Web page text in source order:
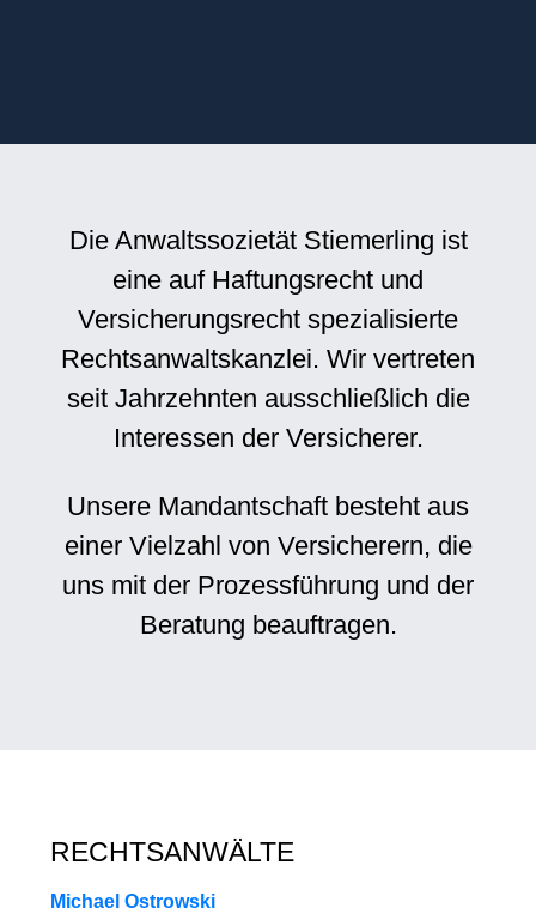
Die Anwaltssozietät Stiemerling ist
eine auf Haftungsrecht und
Versicherungsrecht spezialisierte
Rechtsanwaltskanzlei. Wir vertreten
seit Jahrzehnten ausschließlich die
Interessen der Versicherer.
Unsere Mandantschaft besteht aus
einer Vielzahl von Versicherern, die
uns mit der Prozessführung und der
Beratung beauftragen.
RECHTSANWÄLTE
Michael Ostrowski